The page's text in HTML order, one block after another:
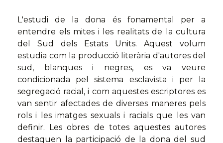
L'estudi de la dona és fonamental per a
entendre els mites i les realitats de la cultura
del Sud dels Estats Units. Aquest volum
estudia com la producció literària d'autores del
sud, blanques i negres, es va veure
condicionada pel sistema esclavista i per la
segregació racial, i com aquestes escriptores es
van sentir afectades de diverses maneres pels
rols i les imatges sexuals i racials que les van
definir. Les obres de totes aquestes autores
destaquen la participació de la dona del sud